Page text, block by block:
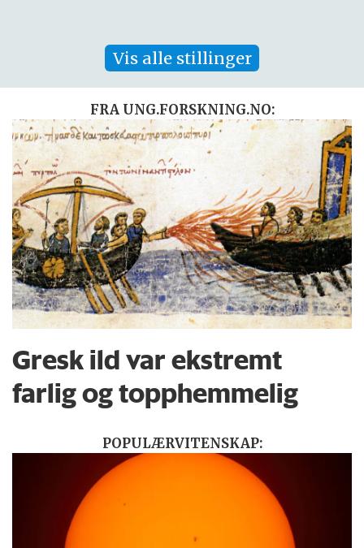
Vis alle stillinger
FRA UNG.FORSKNING.NO:
Gresk ild var ekstremt
farlig og topphemmelig
POPULÆRVITENSKAP: